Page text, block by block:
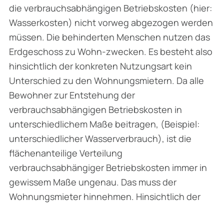
die verbrauchsabhängigen Betriebskosten (hier:
Wasserkosten) nicht vorweg abgezogen werden
müssen. Die behinderten Menschen nutzen das
Erdgeschoss zu Wohn-zwecken. Es besteht also
hinsichtlich der konkreten Nutzungsart kein
Unterschied zu den Wohnungsmietern. Da alle
Bewohner zur Entstehung der
verbrauchsabhängigen Betriebskosten in
unterschiedlichem Maße beitragen, (Beispiel:
unterschiedlicher Wasserverbrauch), ist die
flächenanteilige Verteilung
verbrauchsabhängiger Betriebskosten immer in
gewissem Maße ungenau. Das muss der
Wohnungsmieter hinnehmen. Hinsichtlich der